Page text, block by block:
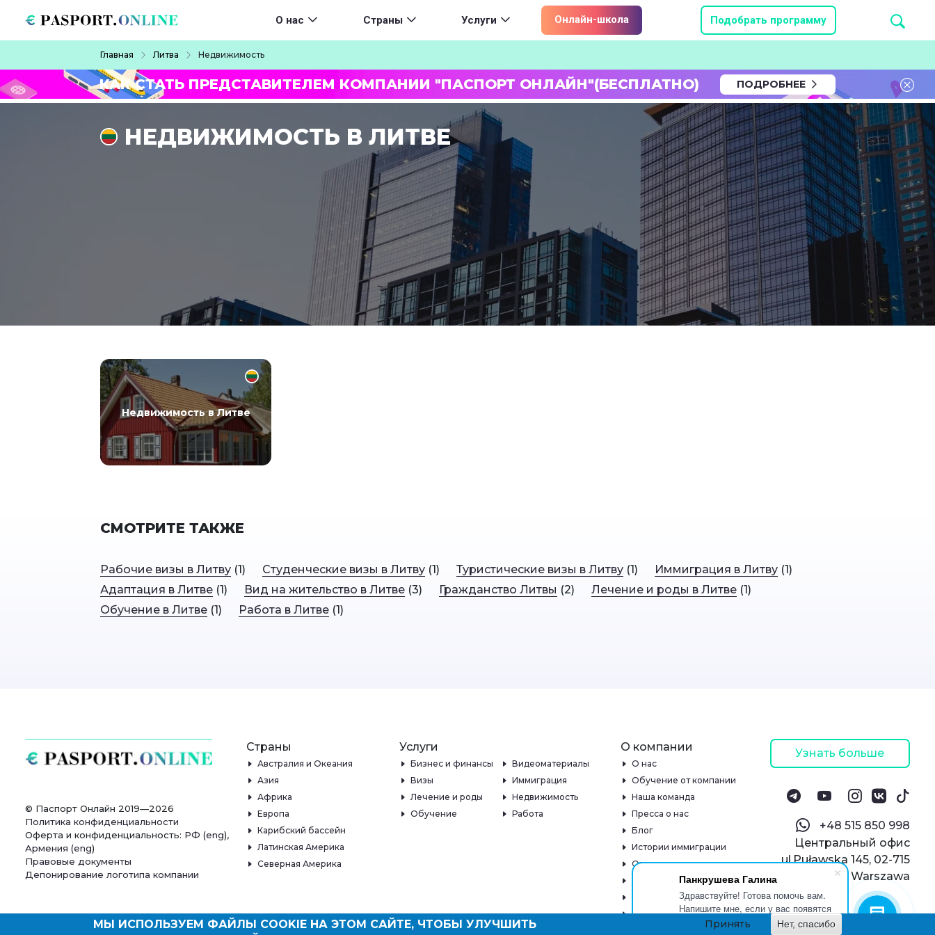
Панкрушева Галина
Здравствуйте! Готова помочь вам.
Напишите мне, если у вас появятся
вопросы.
Main navigation
О нас Страны Услуги Онлайн-школа Подобрать программу
Главная Литва Недвижимость
КАК СТАТЬ ПРЕДСТАВИТЕЛЕМ КОМПАНИИ "ПАСПОРТ ОНЛАЙН"(БЕСПЛАТНО) ПОДРОБНЕЕ
НЕДВИЖИМОСТЬ В ЛИТВЕ
Недвижимость в Литве
СМОТРИТЕ ТАКЖЕ
Рабочие визы в Литву (1) Студенческие визы в Литву (1) Туристические визы в Литву (1) Иммиграция в Литву (1)
Адаптация в Литве (1) Вид на жительство в Литве (3) Гражданство Литвы (2) Лечение и роды в Литве (1)
Обучение в Литве (1) Работа в Литве (1)
© Паспорт Онлайн 2019—2026
Политика конфиденциальности
Оферта и конфиденциальность: РФ (eng),
Армения (eng)
Правовые документы
Депонирование логотипа компании
Страны
Австралия и Океания
Азия
Африка
Европа
Карибский бассейн
Латинская Америка
Северная Америка
Услуги
Бизнес и финансы
Видеоматериалы
Визы
Иммиграция
Лечение и роды
Недвижимость
Обучение
Работа
О компании
О нас
Обучение от компании
Наша команда
Пресса о нас
Блог
Истории иммиграции
Отзывы
Онлайн-школа
Контакты
Узнать больше
‪+48 515 850 998‬
Центральный офис
ul.Puławska 145, 02-715
Warszawa
МЫ ИСПОЛЬЗУЕМ ФАЙЛЫ COOKIE НА ЭТОМ САЙТЕ, ЧТОБЫ УЛУЧШИТЬ
Принять Нет, спасибо